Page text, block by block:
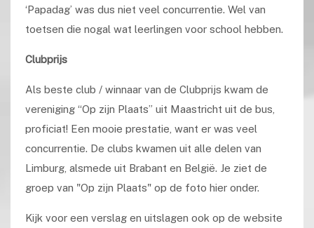
‘Papadag’ was dus niet veel concurrentie. Wel van
toetsen die nogal wat leerlingen voor school hebben.
Clubprijs
Als beste club / winnaar van de Clubprijs kwam de
vereniging “Op zijn Plaats” uit Maastricht uit de bus,
proficiat! Een mooie prestatie, want er was veel
concurrentie. De clubs kwamen uit alle delen van
Limburg, alsmede uit Brabant en België. Je ziet de
groep van "Op zijn Plaats" op de foto hier onder.
Kijk voor een verslag en uitslagen ook op de website